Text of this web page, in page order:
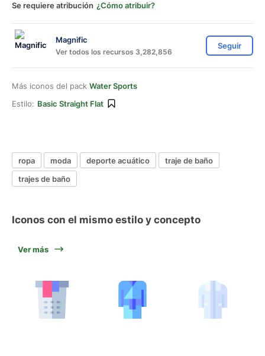
Se requiere atribución ¿Cómo atribuir?
Magnific
Ver todos los recursos 3,282,856
Seguir
Más iconos del pack Water Sports
Estilo: Basic Straight Flat
ropa moda deporte acuático
traje de baño
trajes de baño
Iconos con el mismo estilo y concepto
Ver más